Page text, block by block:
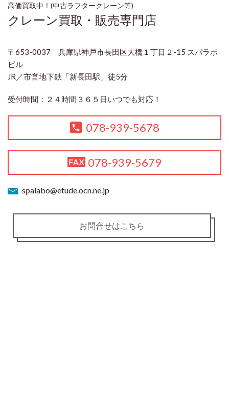
高価買取中！(中古ラフタークレーン等)
クレーン買取・販売専門店
〒653-0037 兵庫県神戸市長田区大橋１丁目２-15 スパラボ
ビル
JR／市営地下鉄「新長田駅」徒5分
受付時間：２４時間３６５日いつでも対応！
078-939-5678
078-939-5679
spalabo@etude.ocn.ne.jp
お問合せはこちら